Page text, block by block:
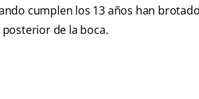
cumplen los 13 años han
de la boca.